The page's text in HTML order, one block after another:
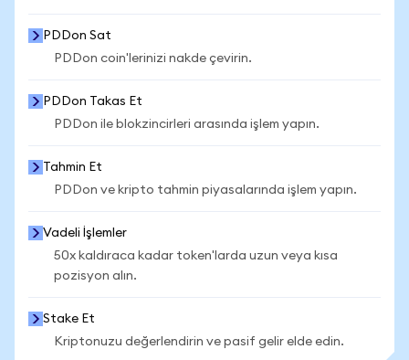
PDDon Sat
PDDon coin'lerinizi nakde çevirin.
PDDon Takas Et
PDDon ile blokzincirleri arasında işlem yapın.
Tahmin Et
PDDon ve kripto tahmin piyasalarında işlem yapın.
Vadeli İşlemler
50x kaldıraca kadar token'larda uzun veya kısa
pozisyon alın.
Stake Et
Kriptonuzu değerlendirin ve pasif gelir elde edin.